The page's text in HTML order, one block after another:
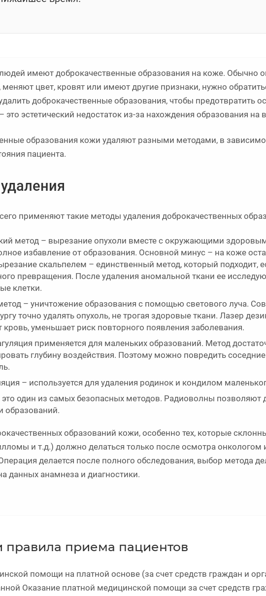
имеют доброкачественные образования на коже. Обычно
меняют цвет, кровят или имеют другие признаки, нужно
доброкачественные образования, чтобы предотвратить
это эстетический недостаток из-за нахождения образования на
образования кожи удаляют разными методами, в
пациента.
применяют такие методы удаления доброкачественных
метод – вырезание опухоли вместе с окружающими
избавление от образования. Основной минус – на коже
скальпелем – единственный метод, который подходит,
превращения. После удаления аномальной ткани ее
клетки.
– уничтожение образования с помощью светового луча.
точно удалять опухоль, не трогая здоровые ткани. Лазер
кровь, уменьшает риск повторного появления заболевания.
применяется для маленьких образований. Метод
глубину воздействия. Поэтому можно повредить
– используется для удаления родинок и кондилом
один из самых безопасных методов. Радиоволны позволяют
образований.
образований кожи, особенно тех, которые
и т.д.) должно делаться только после осмотра онкологом
делается после полного обследования, выбор метода
данных анамнеза и диагностики.
правила приема пациентов
помощи на платной основе (за счет средств граждан и
Оказание платной медицинской помощи за счет средств